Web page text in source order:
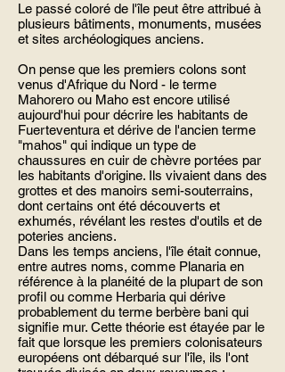
Le passé coloré de l'île peut être attribué à
plusieurs bâtiments, monuments, musées
et sites archéologiques anciens.
On pense que les premiers colons sont
venus d'Afrique du Nord - le terme
Mahorero ou Maho est encore utilisé
aujourd'hui pour décrire les habitants de
Fuerteventura et dérive de l'ancien terme
"mahos" qui indique un type de
chaussures en cuir de chèvre portées par
les habitants d'origine. Ils vivaient dans des
grottes et des manoirs semi-souterrains,
dont certains ont été découverts et
exhumés, révélant les restes d'outils et de
poteries anciens.
Dans les temps anciens, l'île était connue,
entre autres noms, comme Planaria en
référence à la planéité de la plupart de son
profil ou comme Herbaria qui dérive
probablement du terme berbère bani qui
signifie mur. Cette théorie est étayée par le
fait que lorsque les premiers colonisateurs
européens ont débarqué sur l'île, ils l'ont